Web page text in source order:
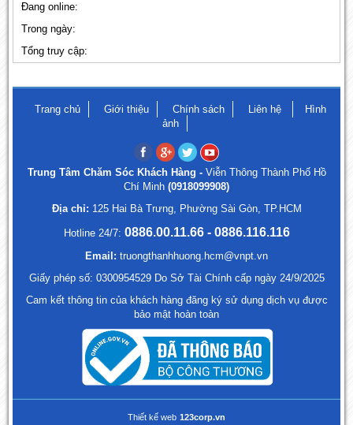
Đang online:
Trong ngày:
Tổng truy cập:
Trang chủ Giới thiệu Chính sách Liên hệ
Hình
ảnh
Trung Tâm Chăm Sóc Khách Hàng - Viễn Thông Thành Phố Hồ
Chí Minh (0918099908)
Địa chỉ: 125 Hai Bà Trưng, Phường Sài Gòn, TP.HCM
Hotline 24/7: 0886.00.11.66 - 0886.116.116
Email: truongthanhhuong.hcm@vnpt.vn
Giấy phép số: 0300954529 Do Sở Tài Chính cấp ngày 24/9/2025
Cam kết thông tin của khách hàng đăng ký sử dụng dịch vụ được
bảo mật hoàn toàn
Thiết kế web 123corp.vn